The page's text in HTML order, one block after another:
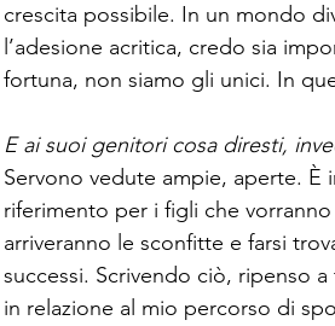
crescita possibile. In un mondo
l’adesione acritica, credo sia
fortuna, non siamo gli unici. In
E ai suoi genitori cosa diresti,
Servono vedute ampie, aperte.
riferimento per i figli che
arriveranno le sconfitte e farsi
successi. Scrivendo ciò, ripenso
in relazione al mio percorso di